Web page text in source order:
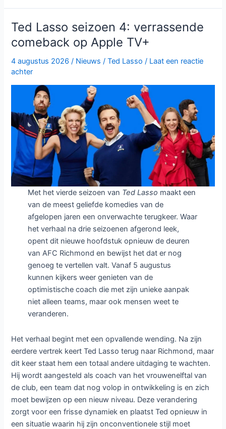
gevoelens
botsen
in
seizoen
3
van
the
Walter
Ted Lasso seizoen 4: verrassende
comeback op Apple TV+
4 augustus 2026/ Nieuws /Ted Lasso / Laat een reactie
achter
Met het vierde seizoen van Ted Lasso maakt een
van de meest geliefde komedies van de
afgelopen jaren een onverwachte terugkeer. Waar
het verhaal na drie seizoenen afgerond leek,
opent dit nieuwe hoofdstuk opnieuw de deuren
van AFC Richmond en bewijst het dat er nog
genoeg te vertellen valt. Vanaf 5 augustus
kunnen kijkers weer genieten van de
optimistische coach die met zijn unieke aanpak
niet alleen teams, maar ook mensen weet te
veranderen.
Het verhaal begint met een opvallende wending. Na zijn
eerdere vertrek keert Ted Lasso terug naar Richmond, maar
dit keer staat hem een totaal andere uitdaging te wachten.
Hij wordt aangesteld als coach van het vrouwenelftal van
de club, een team dat nog volop in ontwikkeling is en zich
moet bewijzen op een nieuw niveau. Deze verandering
zorgt voor een frisse dynamiek en plaatst Ted opnieuw in
een situatie waarin hij zijn onconventionele stijl moet